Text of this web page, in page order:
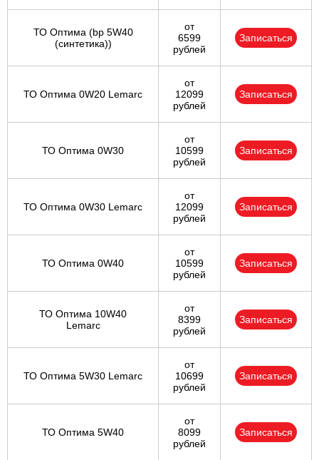
ТО Оптима (bp 5W40
(синтетика))
от
6599
рублей
Записаться
ТО Оптима 0W20 Lemarc
от
12099
рублей
Записаться
ТО Оптима 0W30
от
10599
рублей
Записаться
ТО Оптима 0W30 Lemarc
от
12099
рублей
Записаться
ТО Оптима 0W40
от
10599
рублей
Записаться
ТО Оптима 10W40
Lemarc
от
8399
рублей
Записаться
ТО Оптима 5W30 Lemarc
от
10699
рублей
Записаться
ТО Оптима 5W40
от
8099
рублей
Записаться